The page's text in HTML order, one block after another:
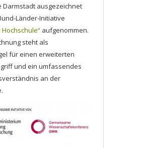
Darmstadt ausgezeichnet
Länder-Initiative
aufgenommen.
steht als
für einen erweiterten
und ein umfassendes
an der